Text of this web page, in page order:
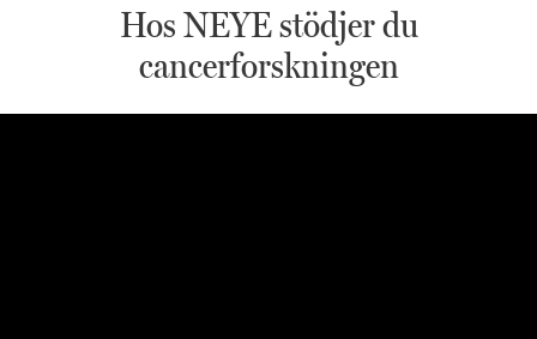
Hos NEYE stödjer du
cancerforskningen